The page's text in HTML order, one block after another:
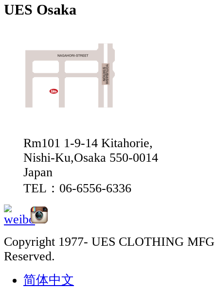
UES Osaka
Rm101 1-9-14 Kitahorie,
Nishi-Ku,Osaka 550-0014
Japan
TEL：06-6556-6336
Copyright 1977- UES CLOTHING
Reserved.
简体中文